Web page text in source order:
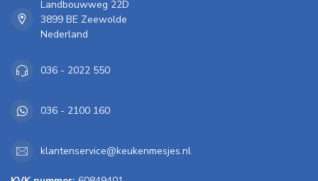
Landbouwweg 22D
3899 BE Zeewolde
Nederland
036 - 2022 550
036 - 2100 160
klantenservice@keukenmesjes.nl